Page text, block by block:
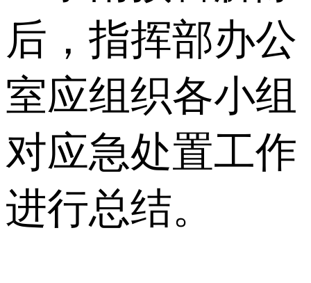
后，指挥部办公
室应组织各小组
对应急处置工作
进行总结。